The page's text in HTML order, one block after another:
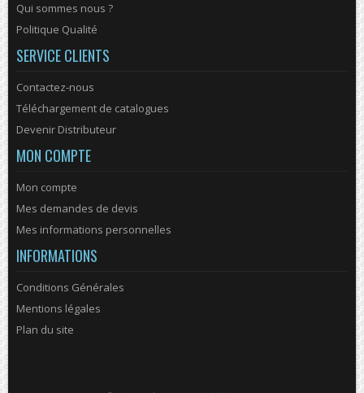
Qui sommes nous ?
Politique Qualité
SERVICE CLIENTS
Contactez-nous
Téléchargement de catalogues
Devenir Distributeur
MON COMPTE
Mon compte
Mes demandes de devis
Mes informations personnelles
INFORMATIONS
Conditions Générales
Mentions légales
Plan du site